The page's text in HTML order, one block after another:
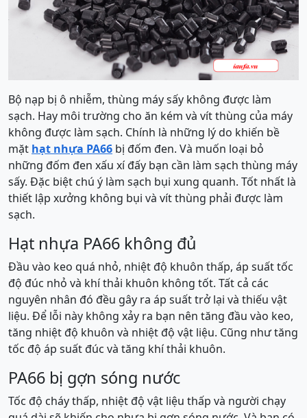
Bộ nạp bị ô nhiễm, thùng máy sấy không được làm
sạch. Hay môi trường cho ăn kém và vít thùng của máy
không được làm sạch. Chính là những lý do khiến bề
mặt hạt nhựa PA66 bị đốm đen. Và muốn loại bỏ
những đốm đen xấu xí đấy bạn cần làm sạch thùng máy
sấy. Đặc biệt chú ý làm sạch bụi xung quanh. Tốt nhất là
thiết lập xưởng không bụi và vít thùng phải được làm
sạch.
Hạt nhựa PA66 không đủ
Đầu vào keo quá nhỏ, nhiệt độ khuôn thấp, áp suất tốc
độ đúc nhỏ và khí thải khuôn không tốt. Tất cả các
nguyên nhân đó đều gây ra áp suất trở lại và thiếu vật
liệu. Để lỗi này không xảy ra bạn nên tăng đầu vào keo,
tăng nhiệt độ khuôn và nhiệt độ vật liệu. Cũng như tăng
tốc độ áp suất đúc và tăng khí thải khuôn.
PA66 bị gợn sóng nước
Tốc độ cháy thấp, nhiệt độ vật liệu thấp và người chạy